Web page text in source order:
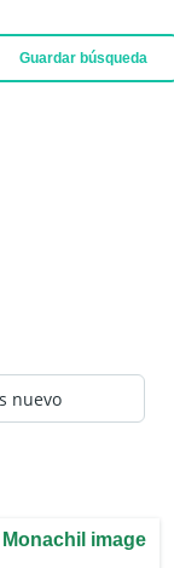
Guardar búsqueda